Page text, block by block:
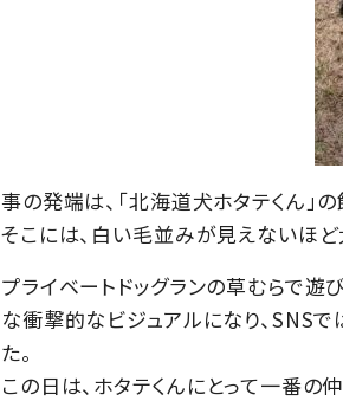
事の発端は、「北海道犬ホタテくん」
そこには、白い毛並みが見えないほど
プライベートドッグランの草むらで遊
な衝撃的なビジュアルになり、SNSで
た。
この日は、ホタテくんにとって一番